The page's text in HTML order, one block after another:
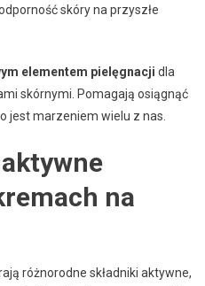
skóry na przyszłe
elementem pielęgnacji dla
skórnymi. Pomagają osiągnąć
jest marzeniem wielu z nas.
na
różnorodne składniki aktywne,